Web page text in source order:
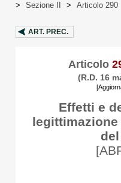
>
Sezione II > Articolo 290
ART. PREC.
Articolo
(R.D. 16
Effetti e